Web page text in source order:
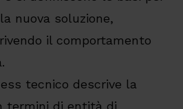
nuova soluzione,
il comportamento
tecnico descrive la